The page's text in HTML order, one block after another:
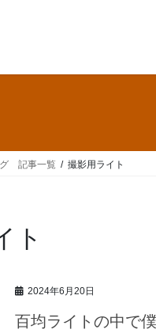
グ 記事一覧 撮影用ライト
ト
2024年6月20日
百均ライトの中で